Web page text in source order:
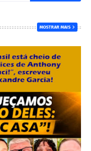
MOSTRAR MAIS